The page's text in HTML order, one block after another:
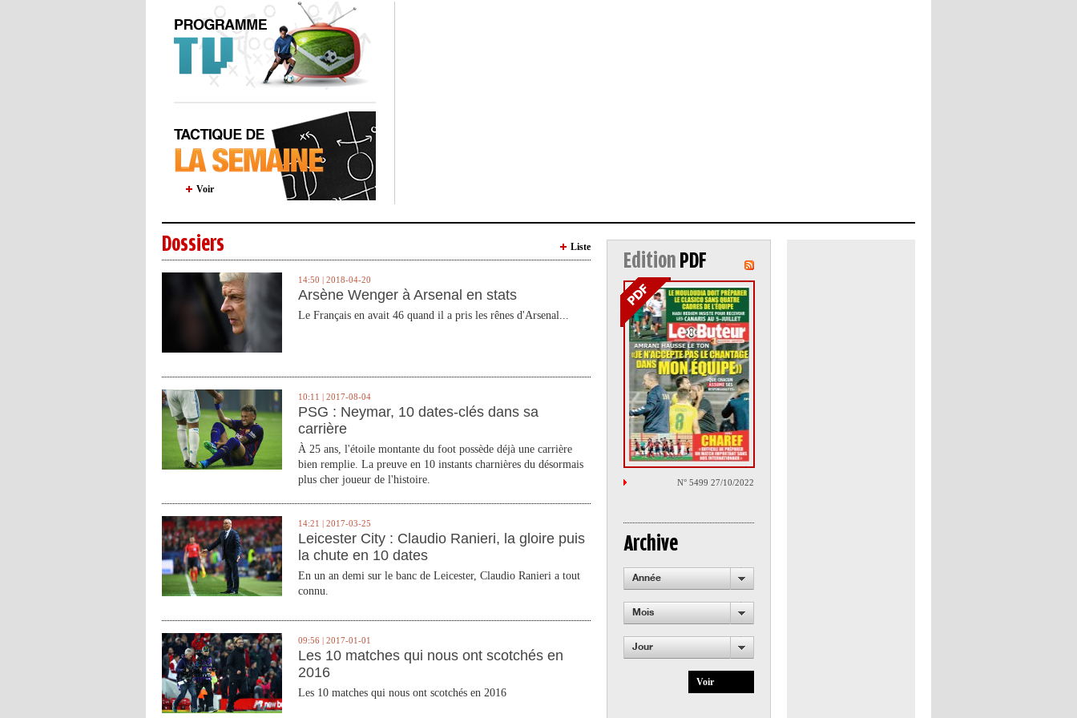
Voir
Dossiers Liste
14:50 | 2018-04-20
Arsène Wenger à Arsenal en stats
Le Français en avait 46 quand il a pris les rênes d'Arsenal...
10:11 | 2017-08-04
PSG : Neymar, 10 dates-clés dans sa
carrière
À 25 ans, l'étoile montante du foot possède déjà une carrière
bien remplie. La preuve en 10 instants charnières du désormais
plus cher joueur de l'histoire.
14:21 | 2017-03-25
Leicester City : Claudio Ranieri, la gloire puis
la chute en 10 dates
En un an demi sur le banc de Leicester, Claudio Ranieri a tout
connu.
09:56 | 2017-01-01
Les 10 matches qui nous ont scotchés en
2016
Les 10 matches qui nous ont scotchés en 2016
Edition PDF
N° 5499 27/10/2022
Archive
Année
Mois
Jour
Voir